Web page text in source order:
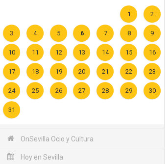
1 2
3 4 5 6 7 8 9
10 11 12 13 14 15 16
17 18 19 20 21 22 23
24 25 26 27 28 29 30
31
OnSevilla Ocio y Cultura
Hoy en Sevilla